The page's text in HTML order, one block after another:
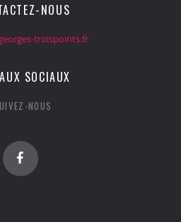
NOUS
troispoints.fr
SOCIAUX
NOUS